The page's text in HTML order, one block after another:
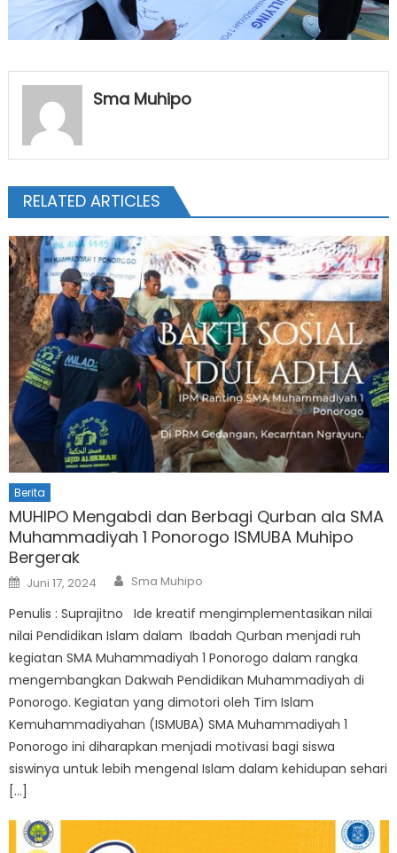
Sma Muhipo
RELATED ARTICLES
Berita
MUHIPO Mengabdi dan Berbagi Qurban ala SMA
Muhammadiyah 1 Ponorogo ISMUBA Muhipo
Bergerak
Posted
on
Juni 17, 2024 Author
Sma Muhipo
Penulis : Suprajitno Ide kreatif mengimplementasikan nilai
nilai Pendidikan Islam dalam Ibadah Qurban menjadi ruh
kegiatan SMA Muhammadiyah 1 Ponorogo dalam rangka
mengembangkan Dakwah Pendidikan Muhammadiyah di
Ponorogo. Kegiatan yang dimotori oleh Tim Islam
Kemuhammadiyahan (ISMUBA) SMA Muhammadiyah 1
Ponorogo ini diharapkan menjadi motivasi bagi siswa
siswinya untuk lebih mengenal Islam dalam kehidupan sehari
[…]